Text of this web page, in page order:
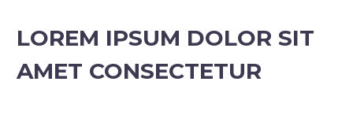
LOREM IPSUM DOLOR SIT
AMET CONSECTETUR